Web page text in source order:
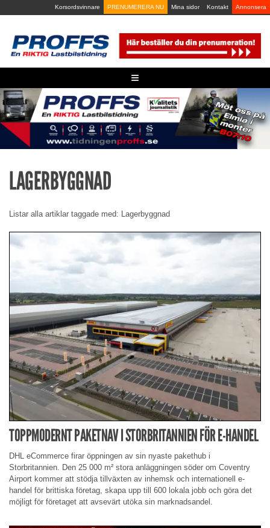
to
Korsordsvinnare PRENUMERERA NU Mina sidor Kontakt Annonsera
≡
LAGERBYGGNAD
Listar alla artiklar taggade med: Lagerbyggnad
TOPPMODERNT PAKETNAV I STORBRITANNIEN FÖR E-HANDEL
DHL eCommerce firar öppningen av sin nyaste pakethub i
Storbritannien. Den 25 000 m² stora anläggningen söder om Coventry
Airport kommer att stödja tillväxten av inhemsk och internationell e-
handel för brittiska företag, skapa upp till 600 lokala jobb och göra det
möjligt för företaget att avsevärt utöka sin marknadsandel.